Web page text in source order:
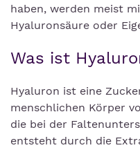
haben, werden meist
Hyaluronsäure oder
Was ist
Hyaluron ist eine
menschlichen Körper
die bei der
entsteht durch die